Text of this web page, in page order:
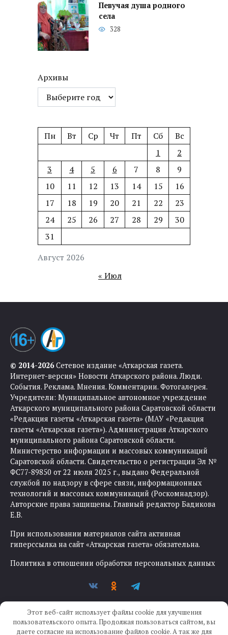
Певучая душа родного
села
328
Архивы
Август 2026
Пн Вт Ср Чт Пт Сб
Вс
1
2
3
4 5 6 7 8
9
10
11 12 13 14 15
16
17
18 19 20 21 22
23
24
25 26 27 28 29
30
31
« Июл
© 2014-2026Сетевое издание «Аткарская газета.
Интернет-версия» Новости Аткарского района. Люди.
События. Реклама. Мнения. Комментарии. Фотогалерея.
Учредители: Муниципальное автономное учреждение
Аткарского муниципального района Саратовской области
«Редакция газеты «Аткарская газета» (МАУ «Редакция
газеты «Аткарская газета»). Администрация Аткарского
муниципального района Саратовской области.
Министерство информации и массовых коммуникаций
Саратовской области. Свидетельство о регистрации Эл №
ФС77-89850 от 22 июля 2025 г., выдано Федеральной
службой по надзору в сфере связи, информационных
технологий и массовых коммуникаций (Роскомнадзор).
Авторские права защищены. Главный редактор Бадикова
Е.В.
При использовании материалов сайта активная
гиперссылка на сайт «Аткарская газета» обязательна.
Политика в отношении обработки персональных данных
Этот веб-сайт использует файлы cookie для улучшения
пользовательского опыта. Продолжая пользоваться сайтом, вы
даете согласие на использование файлов cookie. А так же для